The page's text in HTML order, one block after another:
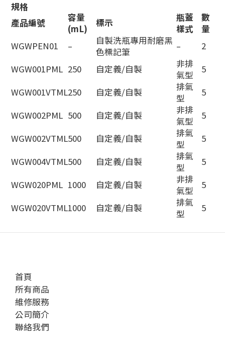
規格
產品編號
容量
(mL)
標示
瓶蓋
樣式
數
量
WGWPEN01
–
自製洗瓶專用耐磨黑
色標記筆
–
2
WGW001PML 250 自定義/自製
非排
氣型
5
WGW001VTML250 自定義/自製
排氣
型
5
WGW002PML 500 自定義/自製
非排
氣型
5
WGW002VTML500 自定義/自製
排氣
型
5
WGW004VTML500 自定義/自製
排氣
型
5
WGW020PML 1000 自定義/自製
非排
氣型
5
WGW020VTML1000 自定義/自製
排氣
型
5
首頁
所有商品
維修服務
公司簡介
聯絡我們